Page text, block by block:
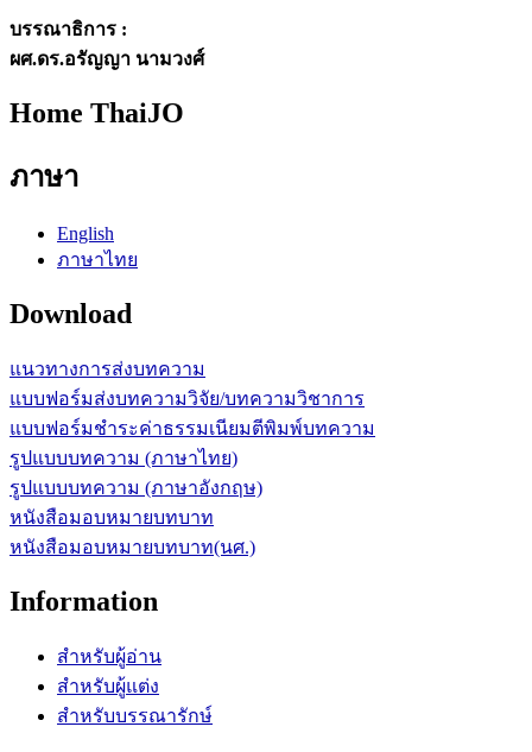
บรรณาธิการ :
ผศ.ดร.อรัญญา นามวงศ์
Home ThaiJO
ภาษา
English
ภาษาไทย
Download
แนวทางการส่งบทความ
แบบฟอร์มส่งบทความวิจัย/บทความวิชาการ
แบบฟอร์มชำระค่าธรรมเนียมตีพิมพ์บทความ
รูปแบบบทความ (ภาษาไทย)
รูปแบบบทความ (ภาษาอังกฤษ)
หนังสือมอบหมายบทบาท
หนังสือมอบหมายบทบาท(นศ.)
Information
สำหรับผู้อ่าน
สำหรับผู้แต่ง
สำหรับบรรณารักษ์